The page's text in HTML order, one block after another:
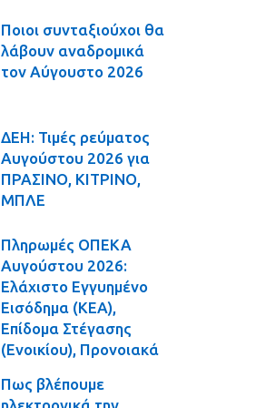
Ποιοι συνταξιούχοι θα
λάβουν αναδρομικά
τον Αύγουστο 2026
ΔΕΗ: Τιμές ρεύματος
Αυγούστου 2026 για
ΠΡΑΣΙΝΟ, ΚΙΤΡΙΝΟ,
ΜΠΛΕ
Πληρωμές ΟΠΕΚΑ
Αυγούστου 2026:
Ελάχιστο Εγγυημένο
Εισόδημα (ΚΕΑ),
Επίδομα Στέγασης
(Ενοικίου), Προνοιακά
Πως βλέπουμε